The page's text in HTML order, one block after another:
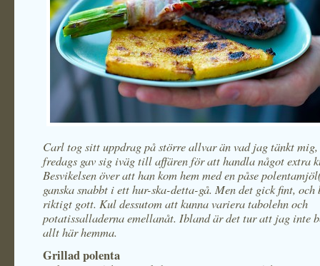
Carl tog sitt uppdrag på större allvar än vad jag tänkt
fredags gav sig iväg till affären för att handla något extra
Besvikelsen över att han kom hem med en påse
ganska snabbt i ett hur-ska-detta-gå. Men det gick fint,
riktigt gott. Kul dessutom att kunna variera tabolehn och
potatissalladerna emellanåt. Ibland är det tur att jag inte
allt här hemma.
Grillad polenta